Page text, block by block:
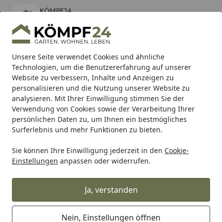
Unsere Seite verwendet Cookies und ähnliche
Technologien, um die Benutzererfahrung auf unserer
Website zu verbessern, Inhalte und Anzeigen zu
personalisieren und die Nutzung unserer Website zu
analysieren. Mit Ihrer Einwilligung stimmen Sie der
Verwendung von Cookies sowie der Verarbeitung Ihrer
persönlichen Daten zu, um Ihnen ein bestmögliches
Surferlebnis und mehr Funktionen zu bieten.
Sie können Ihre Einwilligung jederzeit in den Cookie-
Einstellungen anpassen oder widerrufen.
Ja, verstanden
Nein, Einstellungen öffnen
KÖMPF24
kostenlos - Im App Store
Hotline
Alle Produkte
Mein Konto
Suchen
Karibu Pools inkl. gratis Sandfilteranlage & Pool-
Starterset (Gesamtwert bis 468,99€)
Startseite
Auto & Zweirad Fahrradzubehör & Fahrradbedarf
Union Bremsgummi BS-321 V-Brake